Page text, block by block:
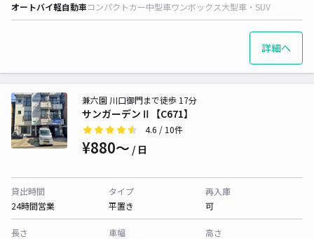
オートバイ軽自動車コンパクトカー中型車ワンボックス大型車・SUV
詳細へ
サンガーデンⅡ【C671】
兼六園 川口御門まで徒歩 17分
4.6 / 10件
¥880〜 / 日
貸出時間
24時間営業
タイプ
平置き
再入庫
可
長さ
車幅
高さ